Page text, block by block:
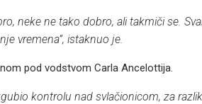
neke ne tako dobro, ali takmiči se.
vremena”, istaknuo je.
pod vodstvom Carla Ancelottija.
kontrolu nad svlačionicom, za